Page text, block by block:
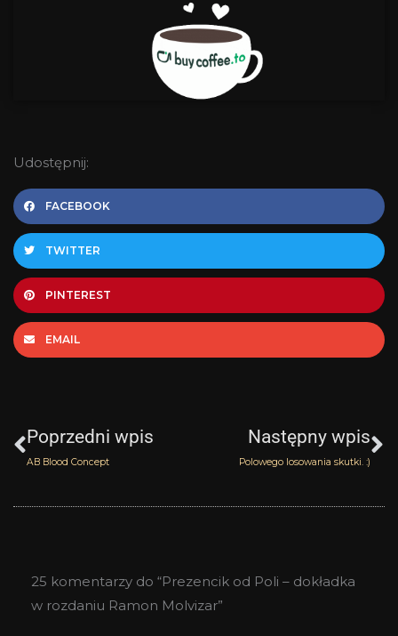
Udostępnij:
FACEBOOK
TWITTER
PINTEREST
EMAIL
Poprzedni wpis
AB Blood Concept
Następny wpis
Polowego losowania skutki. :)
25 komentarzy do “Prezencik od Poli – dokładka
w rozdaniu Ramon Molvizar”